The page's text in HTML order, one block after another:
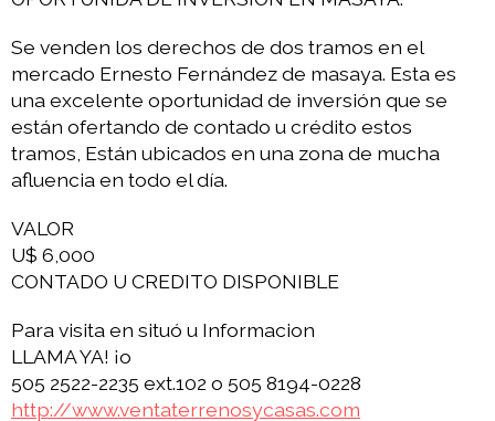
Se venden los derechos de dos tramos en el
mercado Ernesto Fernández de masaya. Esta es
una excelente oportunidad de inversión que se
están ofertando de contado u crédito estos
tramos, Están ubicados en una zona de mucha
afluencia en todo el día.
VALOR
U$ 6,000
CONTADO U CREDITO DISPONIBLE
Para visita en situó u Informacion
LLAMA YA! ¡o
505 2522-2235 ext.102 o 505 8194-0228
http://www.ventaterrenosycasas.com